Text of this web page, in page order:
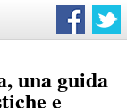
una guida
e